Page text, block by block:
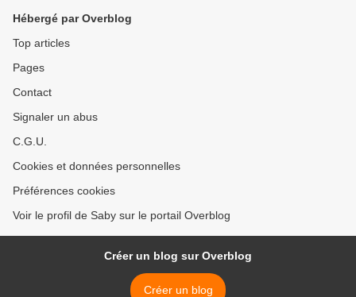
Hébergé par Overblog
Top articles
Pages
Contact
Signaler un abus
C.G.U.
Cookies et données personnelles
Préférences cookies
Voir le profil de Saby sur le portail Overblog
Créer un blog sur Overblog
Créer un blog